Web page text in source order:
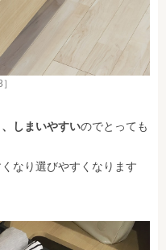
しまいやすいのでとっても
なり選びやすくなります